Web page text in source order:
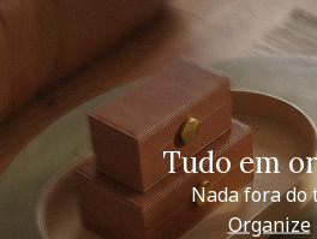
Tudo em
Nada fora do
Organize